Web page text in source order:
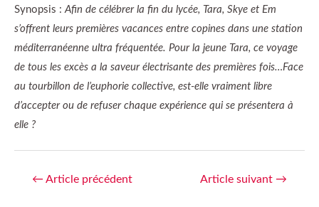
Synopsis : Afin de célébrer la fin du lycée, Tara, Skye et Em
s’offrent leurs premières vacances entre copines dans une station
méditerranéenne ultra fréquentée. Pour la jeune Tara, ce voyage
de tous les excès a la saveur électrisante des premières fois…Face
au tourbillon de l’euphorie collective, est-elle vraiment libre
d’accepter ou de refuser chaque expérience qui se présentera à
elle ?
← Article précédent Article suivant →